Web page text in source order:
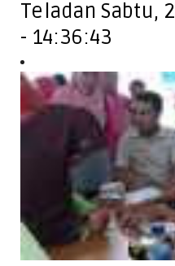
Teladan Sabtu,
- 14:36:43